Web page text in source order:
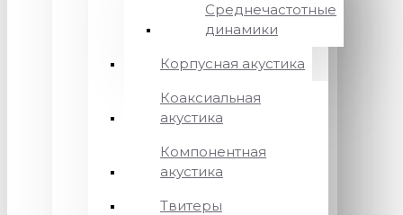
Среднечастотные
динамики
Корпусная акустика
Коаксиальная
акустика
Компонентная
акустика
Твитеры